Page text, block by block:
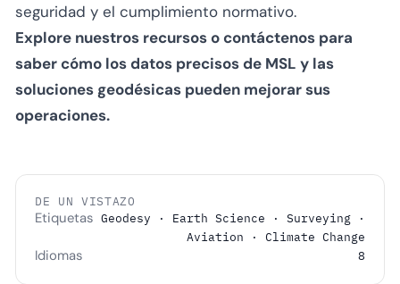
seguridad y el cumplimiento normativo.
Explore nuestros recursos o contáctenos para
saber cómo los datos precisos de MSL y las
soluciones geodésicas pueden mejorar sus
operaciones.
DE UN VISTAZO
Etiquetas Geodesy · Earth Science · Surveying ·
Aviation · Climate Change
Idiomas 8